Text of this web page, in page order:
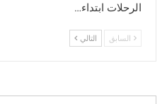
الرحلات ابتداء…
السابق التالي